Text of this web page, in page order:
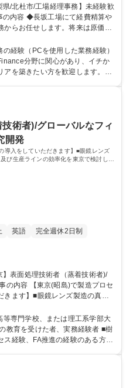
からお任せします。将来は原価計
海外拠点との連携などグローバ
：
：会計システム「SAP」への入
財務関連業務のサポート、新シ
ルも身につきます。 募集職
歓迎/半導体業界◎/プライム市場
経験（PCを使用した業務経験）
分野に関心があり、イチか
を築きたい方を歓迎します。
求める人物像】主体性と行動力
きる方。将来的にグローバルな
ちの方を高く評価します。 学
修学校 語学力： 資格：日商簿記
術者)/グローバルなフィ
開発
導入をしていただきます】■眼鏡レンズ
び生産ラインの効率化を東京で検討し、
英語
完全週休2日制
ます】■眼鏡レンズ製造の真空
産ラインの効率化を東京で検討
導
への指導・教育なども行っていた
担当する装置によって様々です
専門学校、または理工系学部大
教育を受けた者、実務経験者 ■樹
経験、FA推進の経験のある方 ■
バルに活躍したい方■英語力 TO
シーケンス・制御ソフト使用経験